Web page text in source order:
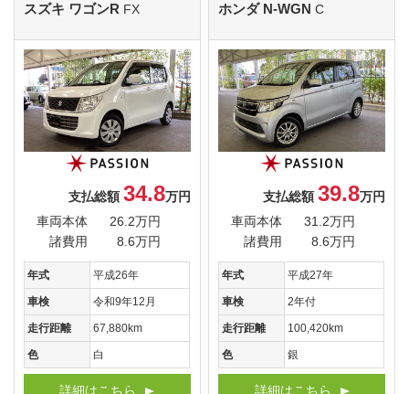
スズキ ワゴンR FX
支払総額 34.8万円
車両本体
26.2万円
諸費用
8.6万円
年式 平成26年
車検 令和9年12月
走行距離 67,880km
色 白
詳細はこちら
ホンダ N-WGNC
支払総額 39.8万円
車両本体
31.2万円
諸費用
8.6万円
年式 平成27年
車検 2年付
走行距離 100,420km
色 銀
詳細はこちら